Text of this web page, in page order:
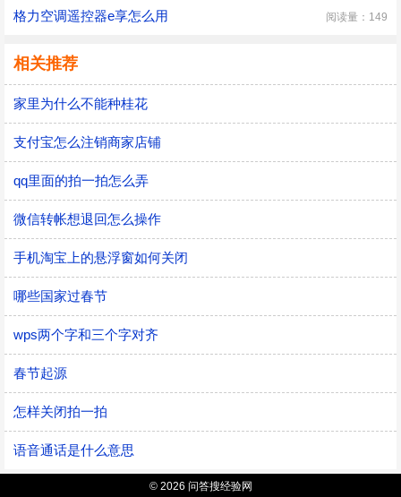
格力空调遥控器e享怎么用 阅读量：149
相关推荐
家里为什么不能种桂花
支付宝怎么注销商家店铺
qq里面的拍一拍怎么弄
微信转帐想退回怎么操作
手机淘宝上的悬浮窗如何关闭
哪些国家过春节
wps两个字和三个字对齐
春节起源
怎样关闭拍一拍
语音通话是什么意思
© 2026 问答搜经验网